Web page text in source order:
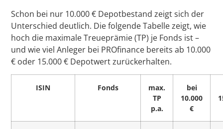
Schon bei nur 10.000 € Depotbestand zeigt sich der
Unterschied deutlich. Die folgende Tabelle zeigt, wie
hoch die maximale Treueprämie (TP) je Fonds ist –
und wie viel Anleger bei PROfinance bereits ab 10.000
€ oder 15.000 € Depotwert zurückerhalten.
ISIN Fonds
max.
TP
p.a.
bei
10.000
€